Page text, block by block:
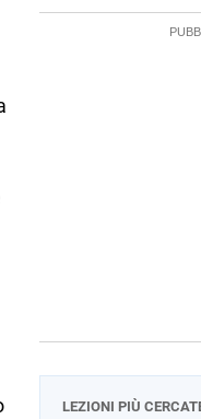
LEZIONI PIÙ